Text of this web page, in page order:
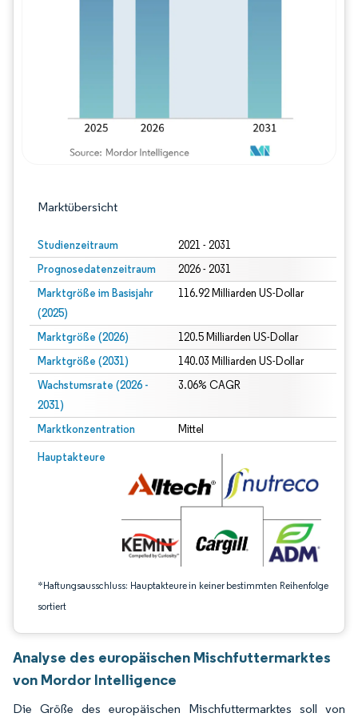
Marktübersicht
Studienzeitraum 2021 - 2031
Prognosedatenzeitraum 2026 - 2031
Marktgröße im Basisjahr
(2025)
116.92 Milliarden US-Dollar
Marktgröße (2026) 120.5 Milliarden US-Dollar
Marktgröße (2031) 140.03 Milliarden US-Dollar
Wachstumsrate (2026 -
2031)
3.06% CAGR
Marktkonzentration Mittel
Hauptakteure
*Haftungsausschluss: Hauptakteure in keiner bestimmten Reihenfolge
sortiert
Bild © Mordor Intelligence. Wiederverwendung erfordert Namensnennung
Analyse des europäischen Mischfuttermarktes
von Mordor Intelligence
Die Größe des europäischen Mischfuttermarktes soll von